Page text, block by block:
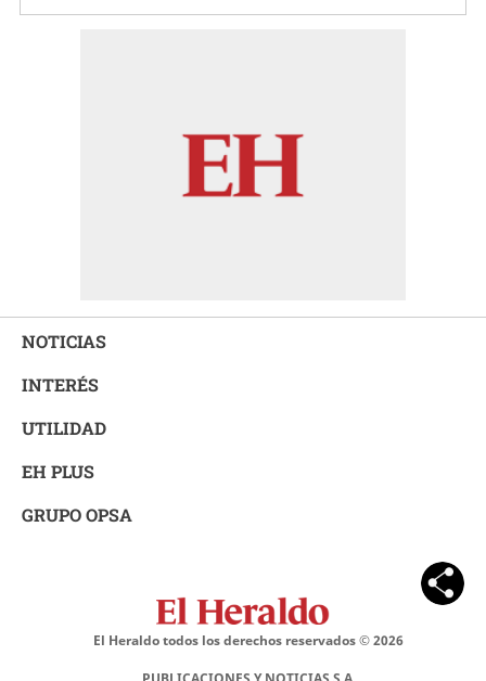
NOTICIAS
INTERÉS
UTILIDAD
EH PLUS
GRUPO OPSA
El Heraldo todos los derechos reservados ©2026